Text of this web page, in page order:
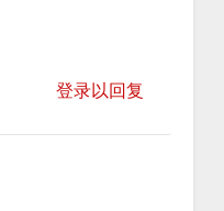
登录以回复